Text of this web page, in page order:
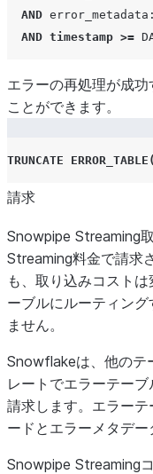
AND error_metadata
AND timestamp >=
エラーの再処理が成
ことができます。
TRUNCATE ERROR_TABLE (
請求
Snowpipe Streaming
Streaming料金で請求
も、取り込みコスト
ーブルにルーティン
ません。
Snowflakeは、他のテ
レートでエラーテー
請求します。エラー
ードとエラーメタデー
Snowpipe Streaming